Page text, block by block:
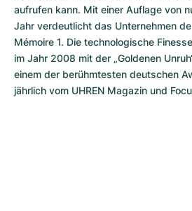
aufrufen kann. Mit einer Auflage von
Jahr verdeutlicht das Unternehmen
Mémoire 1. Die technologische
im Jahr 2008 mit der „Goldenen
einem der berühmtesten deutschen
jährlich vom UHREN Magazin und